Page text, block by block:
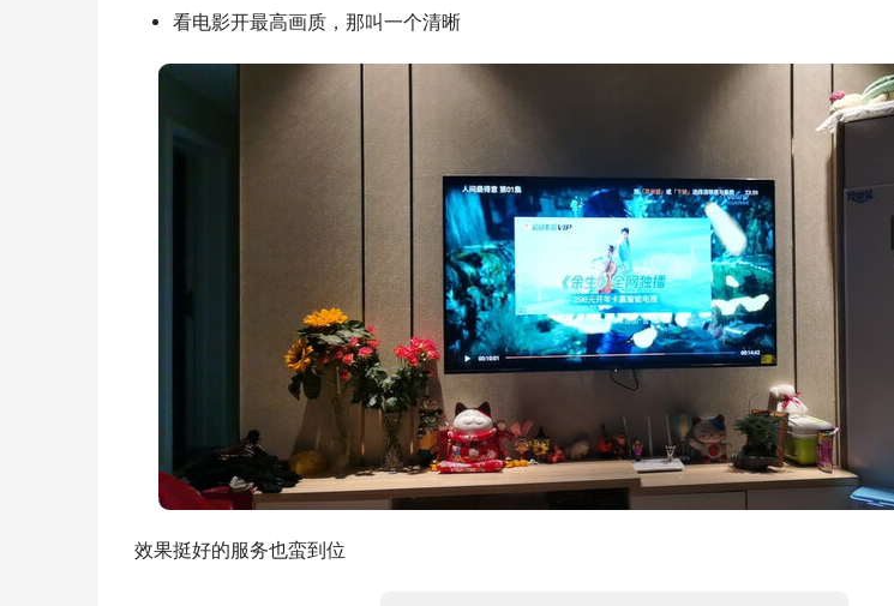
看电影开最高画质，那叫一个清晰
效果挺好的服务也蛮到位